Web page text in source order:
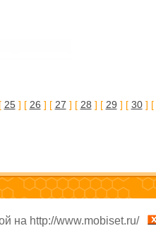
25] [ 26 ] [ 27 ] [ 28 ] [ 29 ] [ 30] [
на http://www.mobiset.ru/